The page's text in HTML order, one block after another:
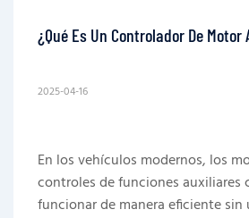
¿Qué Es Un Controlador De
2025-04-16
En los vehículos modernos, los
controles de funciones auxiliares
funcionar de manera eficiente